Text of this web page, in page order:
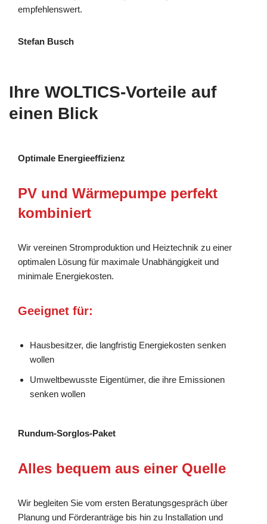
empfehlenswert.
Stefan Busch
Ihre WOLTICS-Vorteile auf
einen Blick
Optimale Energieeffizienz
PV und Wärmepumpe perfekt
kombiniert
Wir vereinen Stromproduktion und Heiztechnik zu einer
optimalen Lösung für maximale Unabhängigkeit und
minimale Energiekosten.
Geeignet für:
Hausbesitzer, die langfristig Energiekosten senken
wollen
Umweltbewusste Eigentümer, die ihre Emissionen
senken wollen
Rundum-Sorglos-Paket
Alles bequem aus einer Quelle
Wir begleiten Sie vom ersten Beratungsgespräch über
Planung und Förderanträge bis hin zu Installation und